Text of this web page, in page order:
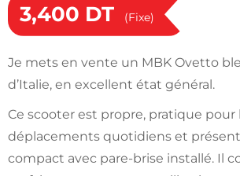
3,400 DT (Fixe)
Je mets en vente un MBK Ovetto
d’Italie, en excellent état général.
Ce scooter est propre, pratique pour
déplacements quotidiens et
compact avec pare-brise installé. Il